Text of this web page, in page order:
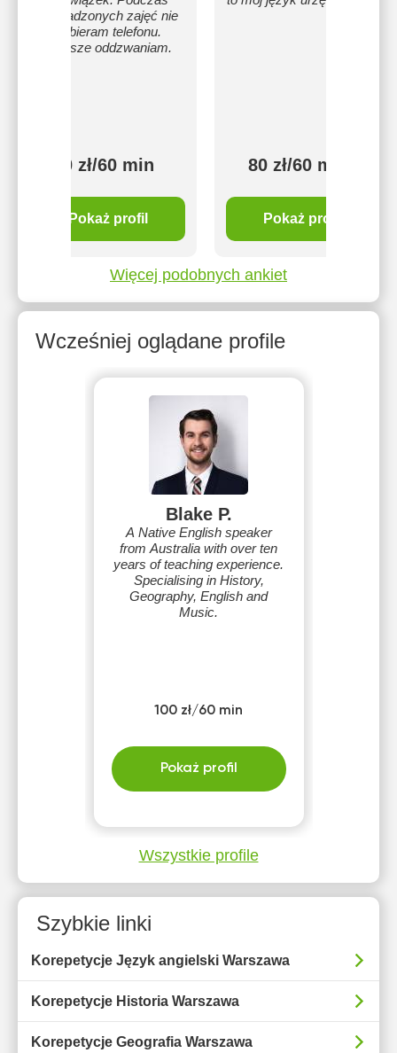
prowadzonych zajęć nie
odbieram telefonu.
Zawsze oddzwaniam.
80 zł/60 min
Pokaż profil
80 zł/60 min
Pokaż profil
Więcej podobnych ankiet
Wcześniej oglądane profile
Blake P.
A Native English speaker
from Australia with over ten
years of teaching experience.
Specialising in History,
Geography, English and
Music.
100 zł/60 min
Pokaż profil
Wszystkie profile
Szybkie linki
Korepetycje Język angielski Warszawa
Korepetycje Historia Warszawa
Korepetycje Geografia Warszawa